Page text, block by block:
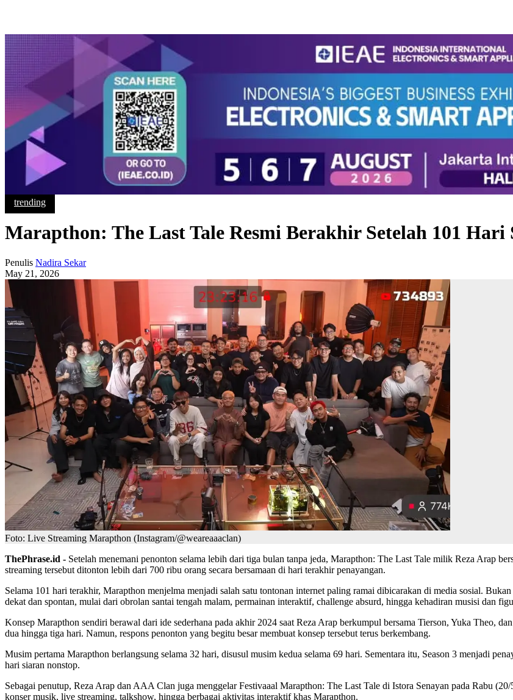
trending
Marapthon: The Last Tale Resmi Berakhir Setelah 101 Hari
Penulis Nadira Sekar
May 21, 2026
Foto: Live Streaming Marapthon (Instagram/@weareaaaclan)
ThePhrase.id - Setelah menemani penonton selama lebih dari tiga bulan tanpa jeda, Marapthon: The Last Tale milik Reza Arap
streaming tersebut ditonton lebih dari 700 ribu orang secara bersamaan di hari terakhir penayangan.
Selama 101 hari terakhir, Marapthon menjelma menjadi salah satu tontonan internet paling ramai dibicarakan di media sosial.
dekat dan spontan, mulai dari obrolan santai tengah malam, permainan interaktif, challenge absurd, hingga kehadiran musisi dan
Konsep Marapthon sendiri berawal dari ide sederhana pada akhir 2024 saat Reza Arap berkumpul bersama Tierson, Yuka Theo,
dua hingga tiga hari. Namun, respons penonton yang begitu besar membuat konsep tersebut terus berkembang.
Musim pertama Marapthon berlangsung selama 32 hari, disusul musim kedua selama 69 hari. Sementara itu, Season 3 menjadi
hari siaran nonstop.
Sebagai penutup, Reza Arap dan AAA Clan juga menggelar Festivaaal Marapthon: The Last Tale di Istora Senayan pada Rabu
konser musik, live streaming, talkshow, hingga berbagai aktivitas interaktif khas Marapthon.